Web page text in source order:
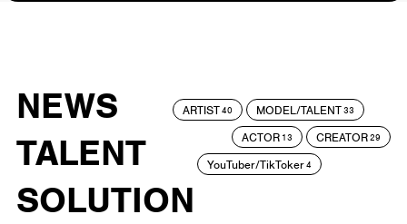
NEWS
TALENT
SOLUTION
ARTIST40 MODEL/TALENT33
ACTOR 13 CREATOR29
YouTuber/TikToker4